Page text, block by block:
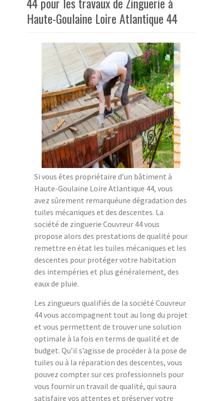
Haute-Goulaine Loire Atlantique 44
Si vous êtes propriétaire d’un bâtiment à
Haute-Goulaine Loire Atlantique 44, vous
avez sûrement remarquéune dégradation des
tuiles mécaniques et des descentes. La
société de zinguerie Couvreur 44 vous
propose alors des prestations de qualité pour
remettre en état les tuiles mécaniques et les
descentes pour protéger votre habitation
des intempéries et plus généralement, des
eaux de pluie.
Les zingueurs qualifiés de la société Couvreur
44 vous accompagnent tout au long du projet
et vous permettent de trouver une solution
optimale à la fois en terms de qualité et de
budget. Qu’il s’agisse de procéder à la pose de
tuiles ou à la réparation des descentes, vous
pouvez compter sur ces professionnels pour
vous fournir un travail de qualité, qui saura
satisfaire vos attentes et préserver votre